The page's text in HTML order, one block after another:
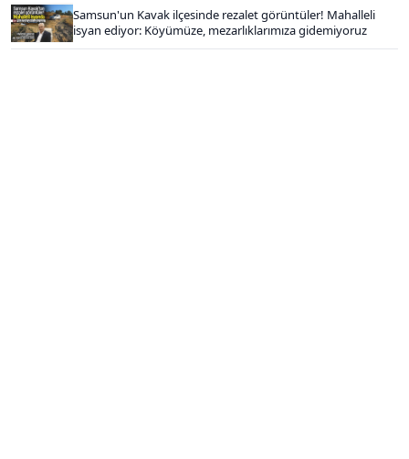
Samsun'un Kavak ilçesinde rezalet görüntüler! Mahalleli
isyan ediyor: Köyümüze, mezarlıklarımıza gidemiyoruz